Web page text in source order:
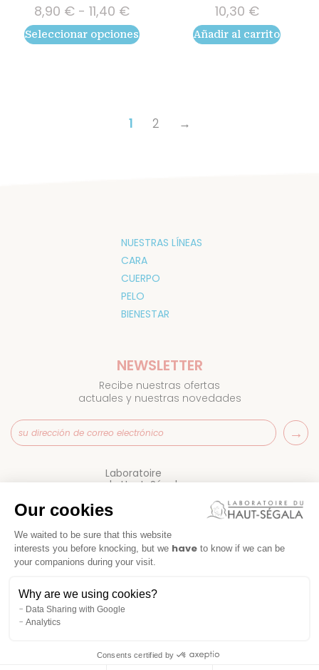
out of 5
8,90 € - 11,40 €Rango
de
precios:
Seleccionar opciones
opciones
se
pueden
out of 5
10,30 €
Añadir al carrito
1 2 →
NUESTRAS LÍNEAS
CARA
CUERPO
PELO
BIENESTAR
Laboratoire
du Haut-Ségala
Preguntas frecuentes
Contactar
NEWSLETTER
Recibe nuestras ofertas
actuales y nuestras novedades
CONDICIONES GENERALES DE VENTA
Our cookies
We waited to be sure that this website
interests you before knocking, but we have to know if we can be
your companions during your visit.
Why are we using cookies?
Data Sharing with Google
Analytics
Consents certified by